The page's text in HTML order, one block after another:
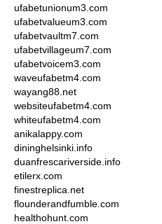
ufabetunionum3.com
ufabetvalueum3.com
ufabetvaultm7.com
ufabetvillageum7.com
ufabetvoicem3.com
waveufabetm4.com
wayang88.net
websiteufabetm4.com
whiteufabetm4.com
anikalappy.com
dininghelsinki.info
duanfrescariverside.info
etilerx.com
finestreplica.net
flounderandfumble.com
healthohunt.com